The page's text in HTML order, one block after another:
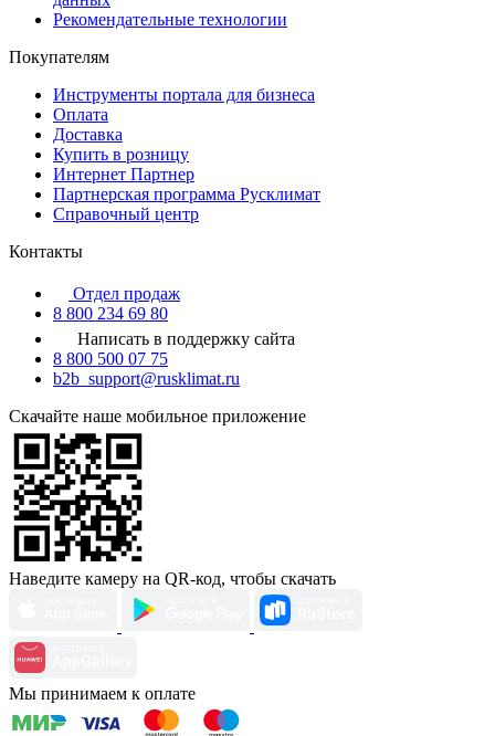
Рекомендательные технологии
Покупателям
Инструменты портала для бизнеса
Оплата
Доставка
Купить в розницу
Интернет Партнер
Партнерская программа Русклимат
Справочный центр
Контакты
Отдел продаж
8 800 234 69 80
Написать в поддержку сайта
8 800 500 07 75
b2b_support@rusklimat.ru
Скачайте наше мобильное приложение
Наведите камеру на QR-код, чтобы скачать
Мы принимаем к оплате